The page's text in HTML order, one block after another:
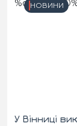
НОВИНИ
У Вінниці